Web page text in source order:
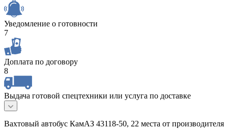
Уведомление о готовности
7
Доплата по договору
8
Выдача готовой спецтехники или услуга по доставке
Вахтовый автобус КамАЗ 43118-50, 22 места от производителя